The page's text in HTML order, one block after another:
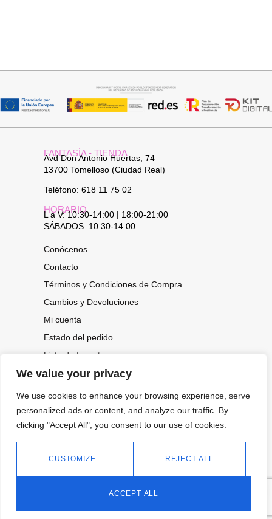
We value your privacy
We use cookies to enhance your browsing experience, serve
personalized ads or content, and analyze our traffic. By
clicking "Accept All", you consent to our use of cookies.
CUSTOMIZE REJECT ALL
ACCEPT ALL
FANTASÍA - TIENDA
Avd Don Antonio Huertas, 74
13700 Tomelloso (Ciudad Real)
Teléfono: 618 11 75 02
HORARIO
L a V: 10:30-14:00 | 18:00-21:00
SÁBADOS: 10.30-14:00
Conócenos
Contacto
Términos y Condiciones de Compra
Cambios y Devoluciones
Mi cuenta
Estado del pedido
Lista de favoritos
CONOCE NUESTRAS NOVEDADES,
OFERTAS...
2026.